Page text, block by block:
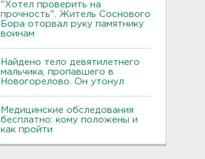
"Хотел проверить на
прочность". Житель Соснового
Бора оторвал руку памятнику
воинам
Найдено тело девятилетнего
мальчика, пропавшего в
Новогорелово. Он утонул
Медицинские обследования
бесплатно: кому положены и
как пройти